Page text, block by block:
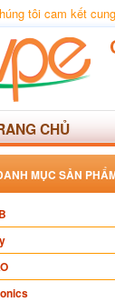
tôi cam kết
CHỦ
MỤC SẢN